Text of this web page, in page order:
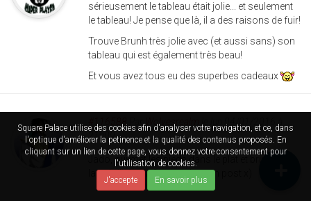
Square Palace utilise des cookies afin d'analyser votre navigation, et ce, dans
l'optique d'améliorer la petinence et la qualité des contenus proposés. En
cliquant sur un lien de cette page, vous donnez votre consentement pour
l'utilisation de cookies.
J'accepte
En savoir plus
sérieusement le tableau était jolie... et seulement
le tableau! Je pense que là, il a des raisons de fuir!
Trouve Brunh très jolie avec (et aussi sans) son
tableau qui est également très beau!
Et vous avez tous eu des superbes cadeaux
#116588 ParWolvesrealm
le lun 04/01/2016 à
21h09
Jado, qui met les pieds dans le plat et brise toute
la subtilité et la finesse de mon post x)